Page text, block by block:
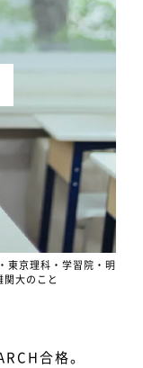
合格。
東京理科・学習院・明
大のこと